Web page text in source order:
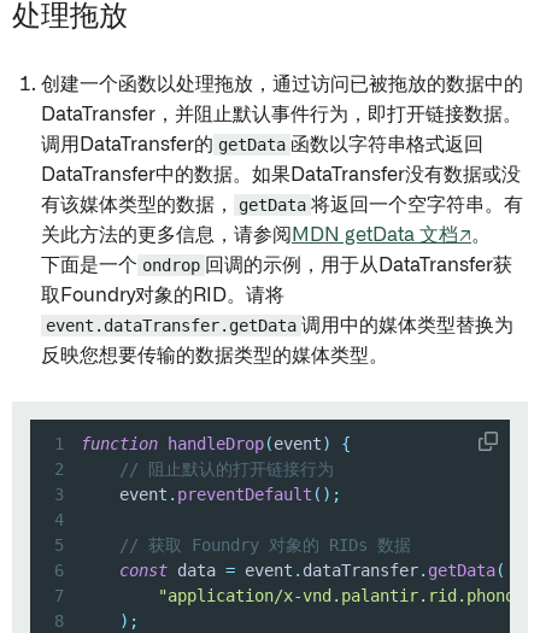
处理拖放
创建一个函数以处理拖放，通过访问已被拖放的数据中的
DataTransfer，并阻止默认事件行为，即打开链接数据。
调用DataTransfer的 getData 函数以字符串格式返回
DataTransfer中的数据。如果DataTransfer没有数据或没
有该媒体类型的数据，
getData 将返回一个空字符串。有
关此方法的更多信息，请参阅 MDN getData 文档↗。
下面是一个 ondrop 回调的示例，用于从DataTransfer获
取Foundry对象的RID。请将
event.dataTransfer.getData 调用中的媒体类型替换为
反映您想要传输的数据类型的媒体类型。
1 function handleDrop(event)
{
2
// 阻止默认的打开链接行为
3
    event
. preventDefault ( ) ;
4
5
// 获取 Foundry 对象的 RIDs 数据
6
const data = event . dataTransfer. getData(
7
"application/x-
8
) ;